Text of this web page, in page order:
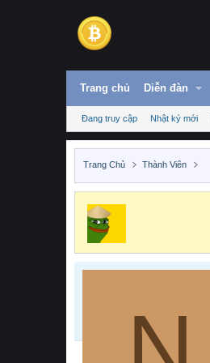
Trang chủ Diễn đàn
Đang truy cập Nhật ký mới
Trang Chủ Thành Viên